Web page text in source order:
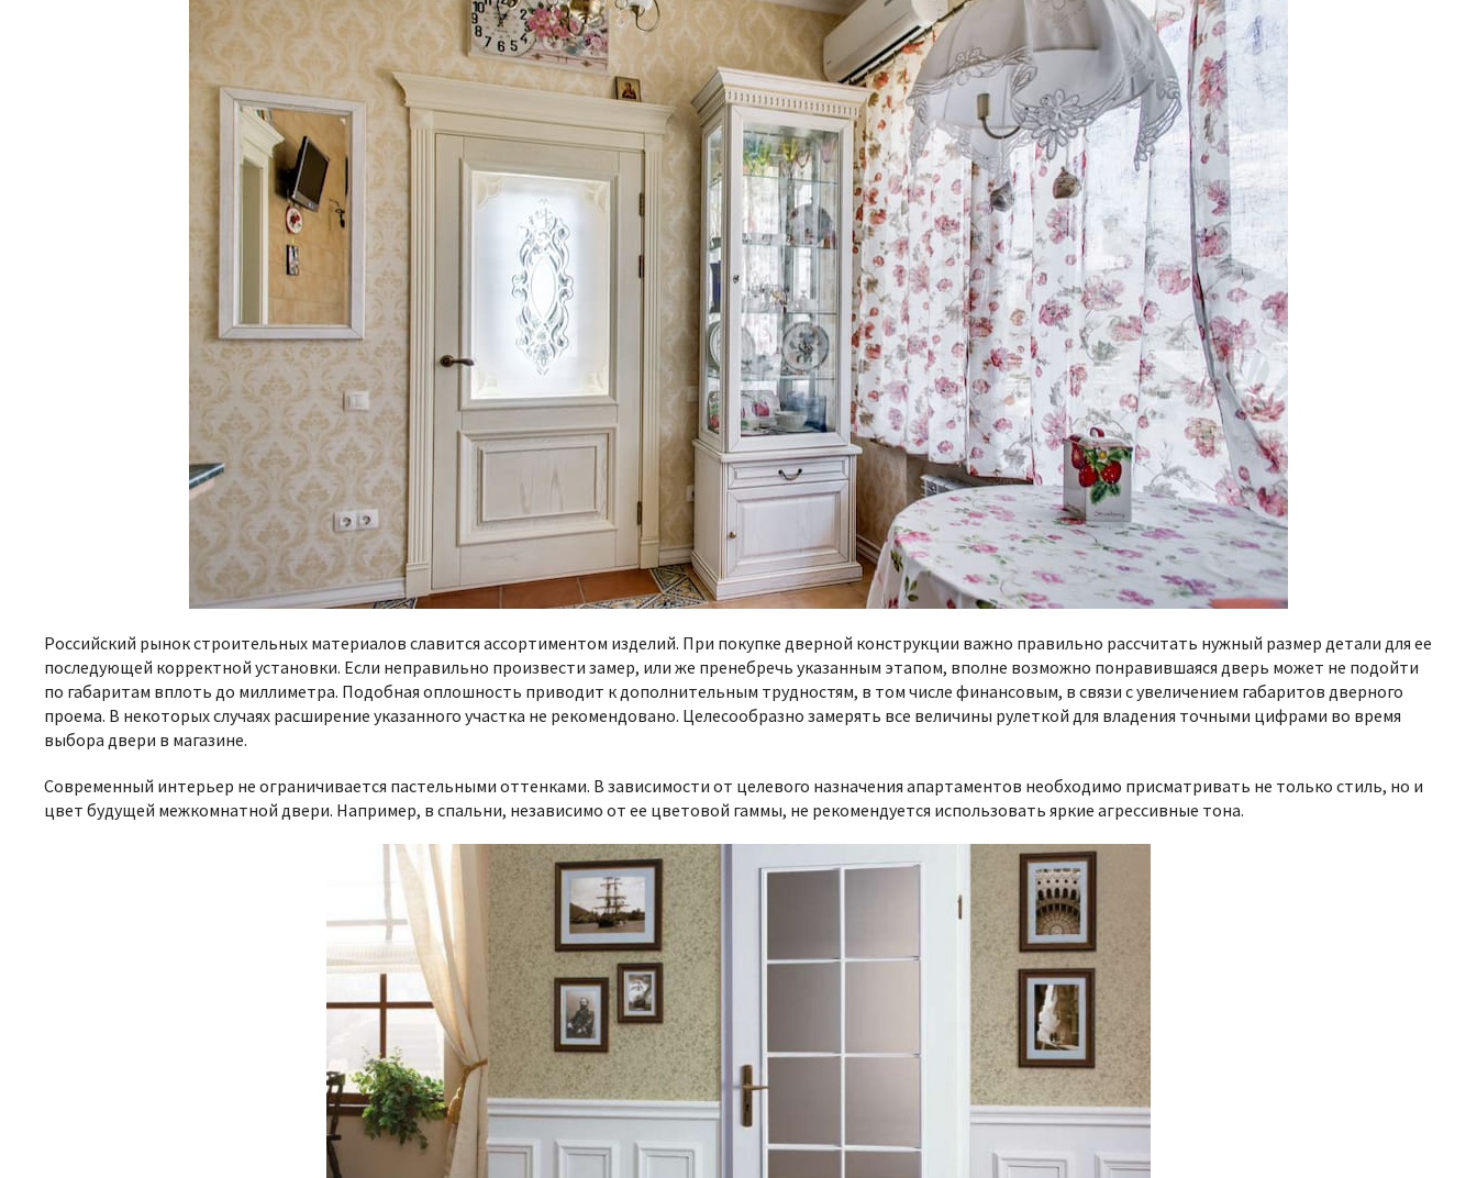
Российский рынок строительных материалов славится ассортиментом изделий. При покупке дверной конструкции важно правильно рассчитать нужный размер детали для ее
последующей корректной установки. Если неправильно произвести замер, или же пренебречь указанным этапом, вполне возможно понравившаяся дверь может не подойти
по габаритам вплоть до миллиметра. Подобная оплошность приводит к дополнительным трудностям, в том числе финансовым, в связи с увеличением габаритов дверного
проема. В некоторых случаях расширение указанного участка не рекомендовано. Целесообразно замерять все величины рулеткой для владения точными цифрами во время
выбора двери в магазине.
Современный интерьер не ограничивается пастельными оттенками. В зависимости от целевого назначения апартаментов необходимо присматривать не только стиль, но и
цвет будущей межкомнатной двери. Например, в спальни, независимо от ее цветовой гаммы, не рекомендуется использовать яркие агрессивные тона.